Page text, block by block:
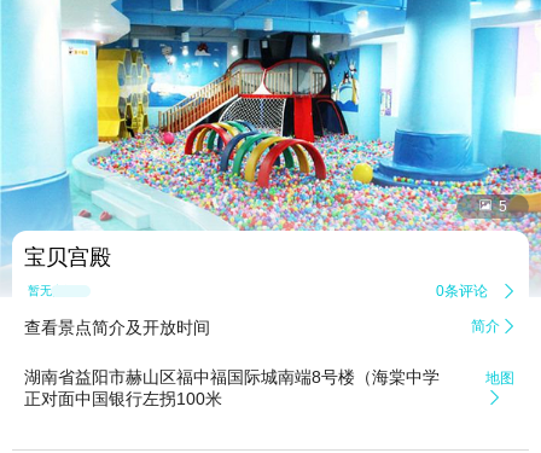
 5
宝贝宫殿
暂无点评 0条评论 
查看景点简介及开放时间 简介 
湖南省益阳市赫山区福中福国际城南端8号楼（海棠中学
正对面中国银行左拐100米
地图
